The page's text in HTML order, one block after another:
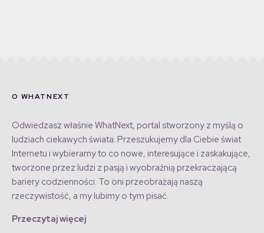
O WHATNEXT
Odwiedzasz właśnie WhatNext, portal stworzony z myślą o
ludziach ciekawych świata. Przeszukujemy dla Ciebie świat
Internetu i wybieramy to co nowe, interesujące i zaskakujące,
tworzone przez ludzi z pasją i wyobraźnią przekraczającą
bariery codzienności. To oni przeobrażają naszą
rzeczywistość, a my lubimy o tym pisać.
Przeczytaj więcej